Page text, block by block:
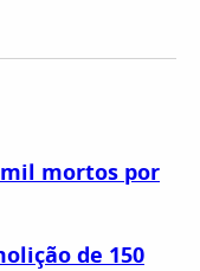
mortos por
de 150